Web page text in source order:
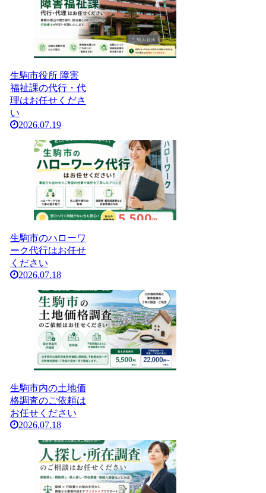
生駒市役所 障害
福祉課の代行・代
理はお任せくださ
い
2026.07.19
生駒市のハローワ
ーク代行はお任せ
ください
2026.07.18
生駒市内の土地価
格調査のご依頼は
お任せください
2026.07.18